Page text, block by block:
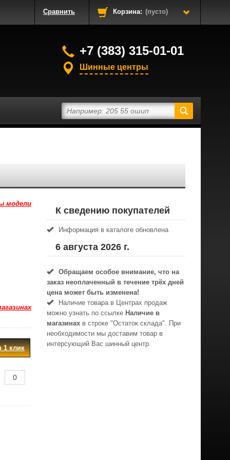
Сравнить Корзина: (пусто)
+7 (383) 315-01-01
Шинные центры
модели
1 клик
К сведению покупателей
Информация в каталоге обновлена
6 августа 2026 г.
Обращаем особое внимание, что на
заказ неоплаченный в течениe трёх дней
цена может быть изменена!
Наличие товара в Центрах продаж
можно узнать по ссылке Наличие в
магазинах в строке "Остаток склада". При
необходимости мы доставим товар в
интерсующий Вас шинный центр.